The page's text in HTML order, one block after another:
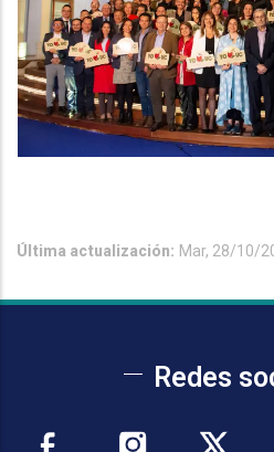
Última actualización: Mar, 28/10/
Redes